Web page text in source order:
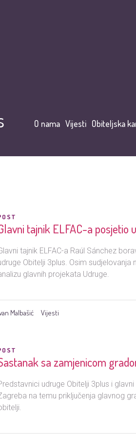
O nama Vijesti Obiteljska
tajnik ELFAC-a posjetio
tajnik ELFAC-a Raúl Sánchez
Obitelji 3plus. Osim
glavnih projekata Udruge.
Malbašić Vijesti
sa zamjenicom
udruge Obitelji 3plus i
na temu priključenja glavnog